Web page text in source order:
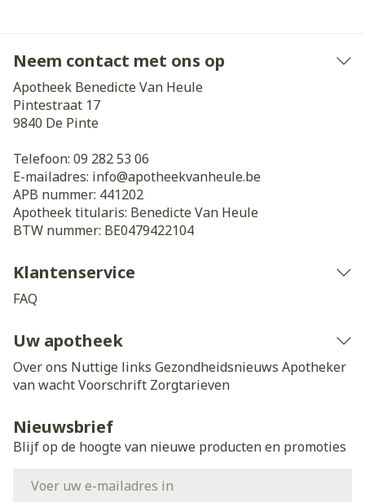
Neem contact met ons op
Apotheek Benedicte Van Heule
Pintestraat 17
9840 De Pinte
Telefoon: 09 282 53 06
E-mailadres: info@apotheekvanheule.be
APB nummer: 441202
Apotheek titularis: Benedicte Van Heule
BTW nummer: BE0479422104
Klantenservice
FAQ
Uw apotheek
Over ons Nuttige links Gezondheidsnieuws Apotheker
van wachtVoorschrift Zorgtarieven
Nieuwsbrief
Blijf op de hoogte van nieuwe producten en promoties